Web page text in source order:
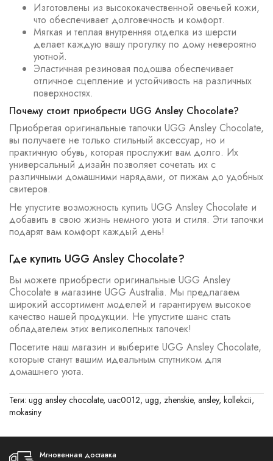
Изготовлены из высококачественной овечьей кожи,
что обеспечивает долговечность и комфорт.
Мягкая и теплая внутренняя отделка из шерсти
делает каждую вашу прогулку по дому невероятно
уютной.
Эластичная резиновая подошва обеспечивает
отличное сцепление и устойчивость на различных
поверхностях.
Почему стоит приобрести UGG Ansley Chocolate?
Приобретая оригинальные тапочки UGG Ansley Chocolate,
вы получаете не только стильный аксессуар, но и
практичную обувь, которая прослужит вам долго. Их
универсальный дизайн позволяет сочетать их с
различными домашними нарядами, от пижам до удобных
свитеров.
Не упустите возможность купить UGG Ansley Chocolate и
добавить в свою жизнь немного уюта и стиля. Эти тапочки
подарят вам комфорт каждый день!
Где купить UGG Ansley Chocolate?
Вы можете приобрести оригинальные UGG Ansley
Chocolate в магазине UGG Australia. Мы предлагаем
широкий ассортимент моделей и гарантируем высокое
качество нашей продукции. Не упустите шанс стать
обладателем этих великолепных тапочек!
Посетите наш магазин и выберите UGG Ansley Chocolate,
которые станут вашим идеальным спутником для
домашнего уюта.
Теги: ugg ansley chocolate, uac0012, ugg, zhenskie, ansley, kollekcii,
mokasiny
Мгновенная доставка